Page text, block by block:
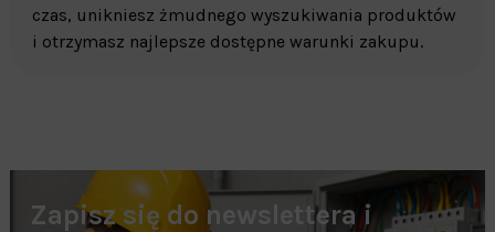
czas, unikniesz żmudnego wyszukiwania produktów
i otrzymasz najlepsze dostępne warunki zakupu.
Zapisz się do newslettera i